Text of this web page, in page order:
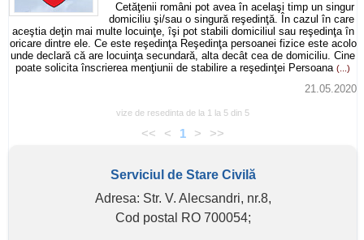
Cetăţenii români pot avea în acelaşi timp un singur
domiciliu şi/sau o singură reşedinţă. În cazul în care
aceştia deţin mai multe locuinţe, îşi pot stabili domiciliul sau reşedinţa în
oricare dintre ele. Ce este reşedinţa Reşedinţa persoanei fizice este acolo
unde declară că are locuinţa secundară, alta decât cea de domiciliu. Cine
poate solicita înscrierea menţiunii de stabilire a reşedinţei Persoana (...)
21.05.2020
vize de resedinta de la 1 la 5 din 5
<< < 1 > >>
Serviciul de Stare Civilă
Adresa: Str. V. Alecsandri, nr.8,
Cod postal RO 700054;